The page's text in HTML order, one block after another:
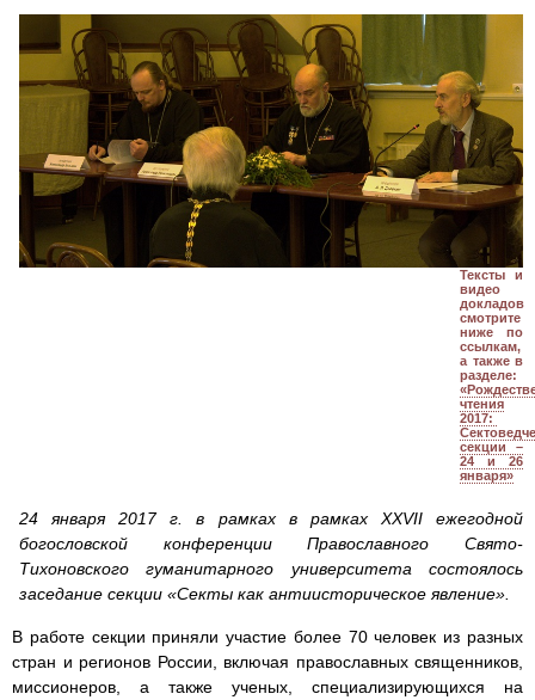
Тексты и
видео
докладов
смотрите
ниже по
ссылкам,
а также в
разделе:
чтения
2017:
секции –
24 и 26
января»
24 января 2017 г. в рамках в рамках XXVII ежегодной
богословской конференции Православного Свято-
Тихоновского гуманитарного университета состоялось
заседание секции «Секты как антиисторическое явление».
В работе секции приняли участие более 70 человек из разных
стран и регионов России, включая православных священников,
миссионеров, а также ученых, специализирующихся на